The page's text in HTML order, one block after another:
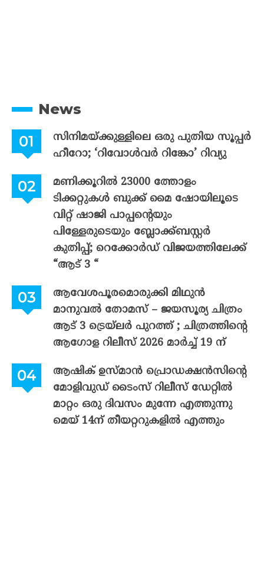
News
സിനിമയ്ക്കുള്ളിലെ ഒരു പുതിയ സൂപ്പർ
ഹീറോ; ‘റിവോൾവർ റിങ്കോ’ റിവ്യു
മണിക്കൂറിൽ 23000 ത്തോളം
ടിക്കറ്റുകൾ ബുക്ക് മൈ ഷോയിലൂടെ
വിറ്റ് ഷാജി പാപ്പന്റെയും
പിള്ളേരുടെയും ബ്ലോക്ക്ബസ്റ്റർ
കുതിപ്പ്; റെക്കോർഡ് വിജയത്തിലേക്ക്
“ആട് 3 “
ആവേശപൂരമൊരുക്കി മിഥുൻ
മാനുവൽ തോമസ് – ജയസൂര്യ ചിത്രം
ആട് 3 ട്രെയ്‌ലർ പുറത്ത് ; ചിത്രത്തിന്റെ
ആഗോള റിലീസ് 2026 മാർച്ച് 19 ന്
ആഷിക് ഉസ്മാൻ പ്രൊഡക്ഷൻസിന്റെ
മോളിവുഡ് ടൈംസ് റിലീസ് ഡേറ്റിൽ
മാറ്റം ഒരു ദിവസം മുന്നേ എത്തുന്നു
മെയ് 14ന് തീയറ്ററുകളിൽ എത്തും